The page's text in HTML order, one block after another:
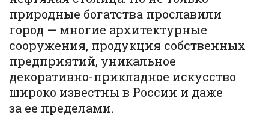
природные богатства прославили
город — многие архитектурные
сооружения, продукция собственных
предприятий, уникальное
декоративно-прикладное искусство
широко известны в России и даже
за ее пределами.